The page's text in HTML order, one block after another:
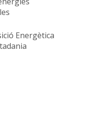
Energètica